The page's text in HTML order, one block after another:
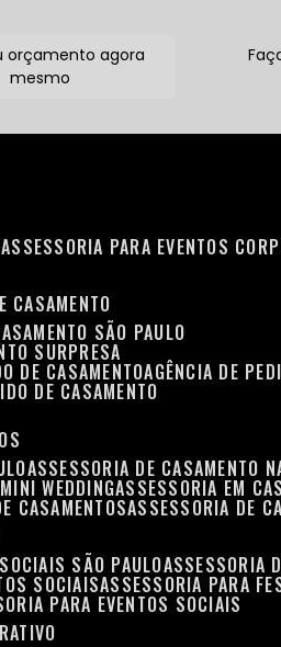
orçamento agora
mesmo
ASSESSORIA PARA EVENTOS
CASAMENTO
SÃO PAULO
SURPRESA
DE CASAMENTO AGÊNCIA DE
DE CASAMENTO
ASSESSORIA DE CASAMENTO
WEDDING ASSESSORIA EM
CASAMENTOS ASSESSORIA DE
SÃO PAULO ASSESSORIA
SOCIAIS ASSESSORIA PARA
PARA EVENTOS SOCIAIS